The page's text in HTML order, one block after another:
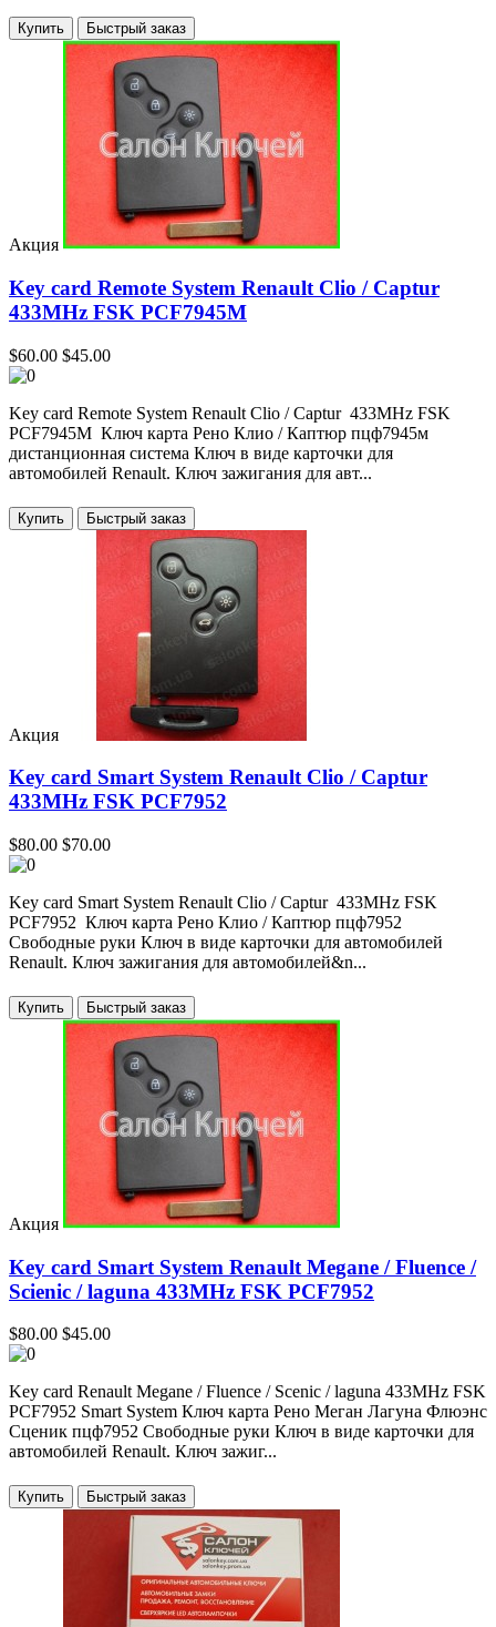
Купить
Акция
Key card Remote System Renault Clio / Captur
433MHz FSK PCF7945M
$60.00 $45.00
Key card Remote System Renault Clio / Captur 433MHz FSK
PCF7945M Ключ карта Рено Клио / Каптюр пцф7945м
дистанционная система Ключ в виде карточки для
автомобилей Renault. Ключ зажигания для авт...
Купить
Акция
Key card Smart System Renault Clio / Captur
433MHz FSK PCF7952
$80.00 $70.00
Key card Smart System Renault Clio / Captur 433MHz FSK
PCF7952 Ключ карта Рено Клио / Каптюр пцф7952
Свободные руки Ключ в виде карточки для автомобилей
Renault. Ключ зажигания для автомобилей&n...
Купить
Акция
Key card Smart System Renault Megane / Fluence /
Scienic / laguna 433MHz FSK PCF7952
$80.00 $45.00
Key card Renault Megane / Fluence / Scenic / laguna 433MHz FSK
PCF7952 Smart System Ключ карта Рено Меган Лагуна Флюэнс
Сценик пцф7952 Свободные руки Ключ в виде карточки для
автомобилей Renault. Ключ зажиг...
Купить